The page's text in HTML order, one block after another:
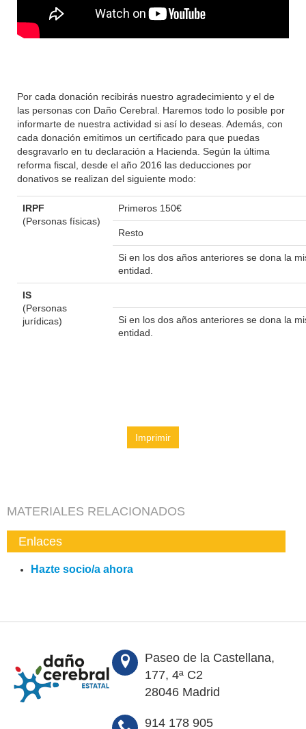
Por cada donación recibirás nuestro agradecimiento y el de
las personas con Daño Cerebral. Haremos todo lo posible por
informarte de nuestra actividad si así lo deseas. Además, con
cada donación emitimos un certificado para que puedas
desgravarlo en tu declaración a Hacienda. Según la última
reforma fiscal, desde el año 2016 las deducciones por
donativos se realizan del siguiente modo:
IRPF
(Personas físicas)
Primeros 150€
Resto
Si en los dos años anteriores se dona la
entidad.
IS
(Personas
jurídicas)
Si en los dos años anteriores se dona la
entidad.
Imprimir
MATERIALES RELACIONADOS
Enlaces
Hazte socio/a ahora
Paseo de la Castellana,
177, 4ª C2
28046 Madrid
914 178 905